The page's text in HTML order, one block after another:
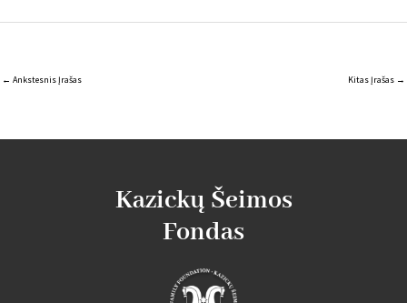
← Ankstesnis Įrašas Kitas Įrašas →
Kazickų Šeimos
Fondas